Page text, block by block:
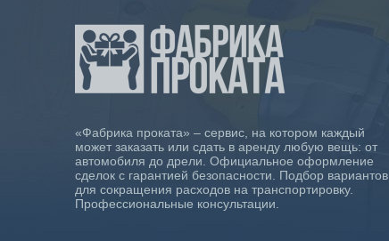
«Фабрика проката» – сервис, на котором каждый
может заказать или сдать в аренду любую вещь: от
автомобиля до дрели. Официальное оформление
сделок с гарантией безопасности. Подбор вариантов
для сокращения расходов на транспортировку.
Профессиональные консультации.